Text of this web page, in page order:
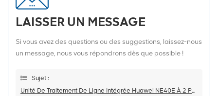
LAISSER UN MESSAGE
Si vous avez des questions ou des suggestions, laissez-nous
un message, nous vous répondrons dès que possible !
Sujet :
Unité De Traitement De Ligne Intégrée Huawei NE40E À 2 Ports 100GBase-CFP